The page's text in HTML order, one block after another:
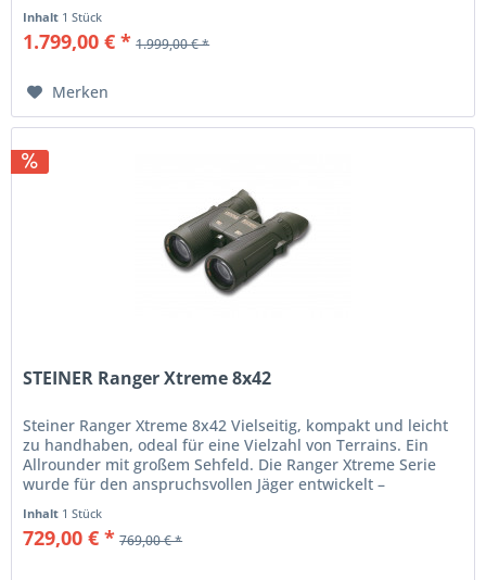
Inhalt 1 Stück
1.799,00 € * 1.999,00 € *
Merken
STEINER Ranger Xtreme 8x42
Steiner Ranger Xtreme 8x42 Vielseitig, kompakt und leicht
zu handhaben, odeal für eine Vielzahl von Terrains. Ein
Allrounder mit großem Sehfeld. Die Ranger Xtreme Serie
wurde für den anspruchsvollen Jäger entwickelt –
Inhalt 1 Stück
729,00 € * 769,00 € *